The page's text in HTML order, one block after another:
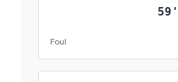
59'
Foul